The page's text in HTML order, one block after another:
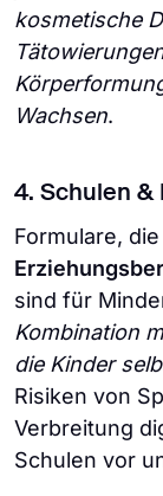
kosmetische
Wachsen.
4. Schulen
Formulare, die
sind für
Kombination
die Kinder
Risiken von
Verbreitung
Schulen vor